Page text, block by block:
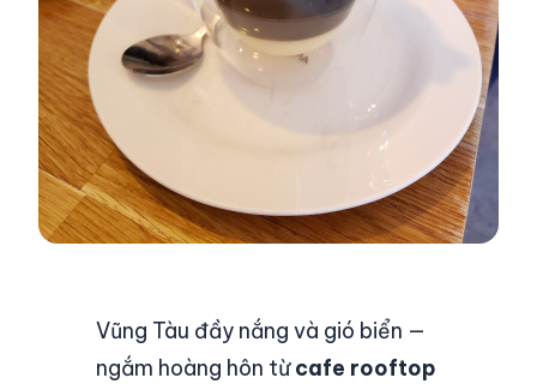
Vũng Tàu đầy nắng và gió biển —
ngắm hoàng hôn từcafe rooftop